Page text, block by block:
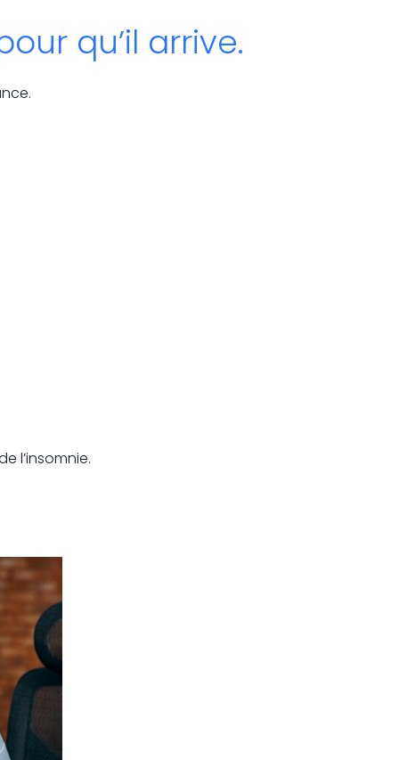
qu’il arrive.
l’insomnie.